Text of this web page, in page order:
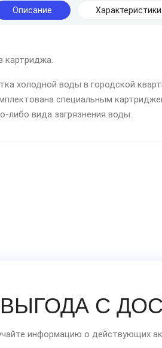
Описание Характеристики
картриджа.
холодной воды в городской
специальным
либо вида загрязнения воды.
ВЫГОДА С
информацию о действующих